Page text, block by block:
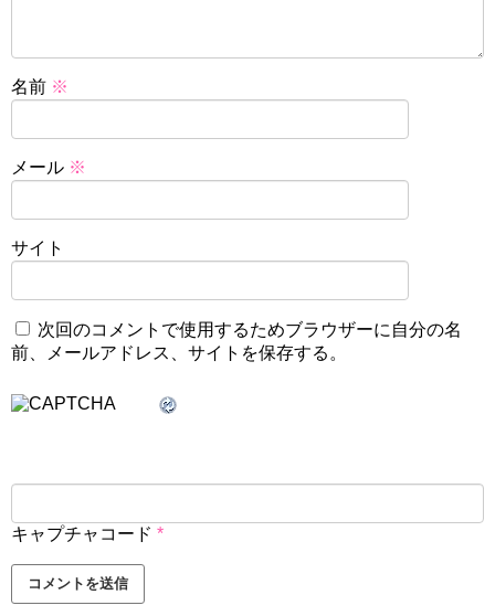
名前 ※
メール ※
サイト
次回のコメントで使用するためブラウザーに自分の名
前、メールアドレス、サイトを保存する。
キャプチャコード *